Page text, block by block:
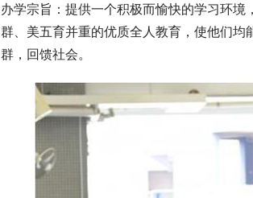
办学宗旨：提供一个积极而愉快的学习环境
群、美五育并重的优质全人教育，使他们
群，回馈社会。